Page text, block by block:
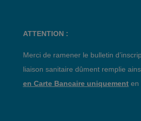
ATTENTION :
Merci de ramener le bulletin
liaison sanitaire dûment remplie
en Carte Bancaire uniquementen